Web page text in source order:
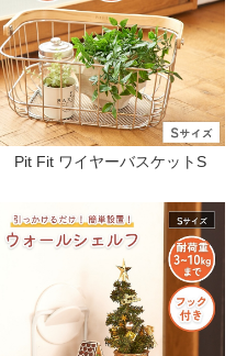
Pit Fit ワイヤーバスケットS